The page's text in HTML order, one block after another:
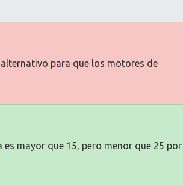
para que los motores de
mayor que 15, pero menor que 25 por